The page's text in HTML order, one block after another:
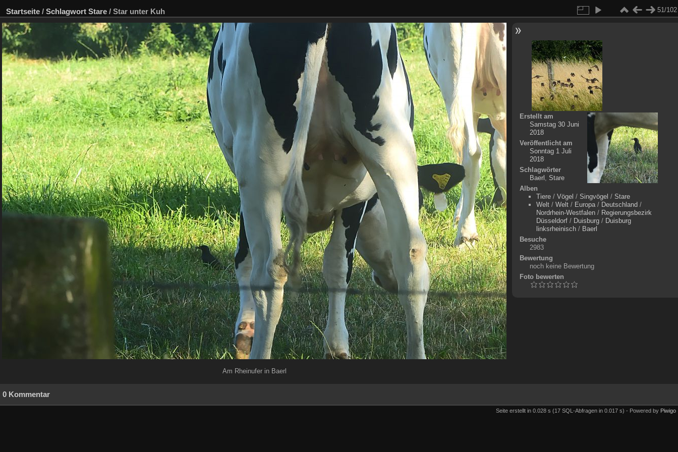
Startseite / Schlagwort Stare / Star unter Kuh 51/102
Am Rheinufer in Baerl
Erstellt am
Samstag 30 Juni
2018
Veröffentlicht am
Sonntag 1 Juli
2018
Schlagwörter
Baerl , Stare
Alben
Tiere/ Vögel / Singvögel / Stare
Welt/ Welt/ Europa/ Deutschland /
Nordrhein-Westfalen/ Regierungsbezirk
Düsseldorf/ Duisburg/ Duisburg
linksrheinisch/ Baerl
Besuche
2983
Bewertung
noch keine Bewertung
Foto bewerten
0 Kommentar
Seite erstellt in 0.028 s (17 SQL-Abfragen in 0.017 s) - Powered by Piwigo